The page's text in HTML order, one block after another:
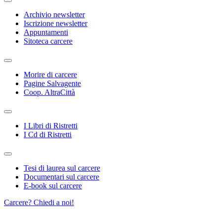
Archivio newsletter
Iscrizione newsletter
Appuntamenti
Sitoteca carcere
Morire di carcere
Pagine Salvagente
Coop. AltraCittà
I Libri di Ristretti
I Cd di Ristretti
Tesi di laurea sul carcere
Documentari sul carcere
E-book sul carcere
Carcere? Chiedi a noi!